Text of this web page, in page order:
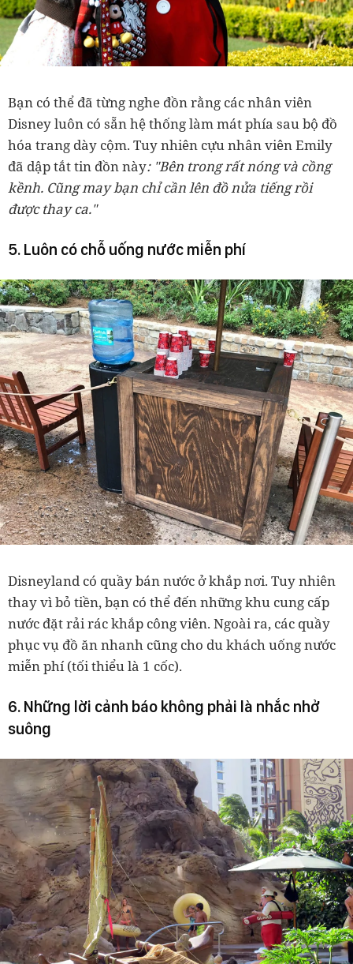
Bạn có thể đã từng nghe đồn rằng các nhân viên
Disney luôn có sẵn hệ thống làm mát phía sau bộ đồ
hóa trang dày cộm. Tuy nhiên cựu nhân viên Emily
đã dập tắt tin đồn này: "Bên trong rất nóng và cồng
kềnh. Cũng may bạn chỉ cần lên đồ nửa tiếng rồi
được thay ca."
5. Luôn có chỗ uống nước miễn phí
Disneyland có quầy bán nước ở khắp nơi. Tuy nhiên
thay vì bỏ tiền, bạn có thể đến những khu cung cấp
nước đặt rải rác khắp công viên. Ngoài ra, các quầy
phục vụ đồ ăn nhanh cũng cho du khách uống nước
miễn phí (tối thiểu là 1 cốc).
6. Những lời cảnh báo không phải là nhắc nhở
suông